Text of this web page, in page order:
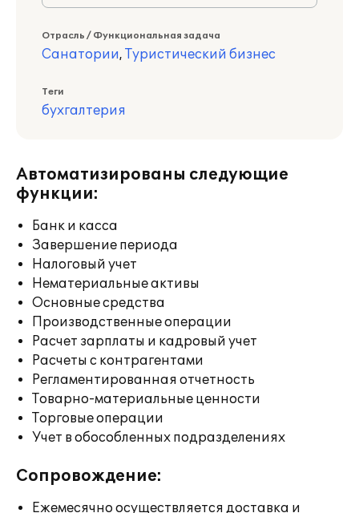
Отрасль / Функциональная задача
Санатории, Туристический бизнес
Теги
бухгалтерия
Автоматизированы следующие
функции:
Банк и касса
Завершение периода
Налоговый учет
Нематериальные активы
Основные средства
Производственные операции
Расчет зарплаты и кадровый учет
Расчеты с контрагентами
Регламентированная отчетность
Товарно-материальные ценности
Торговые операции
Учет в обособленных подразделениях
Сопровождение:
Ежемесячно осуществляется доставка и